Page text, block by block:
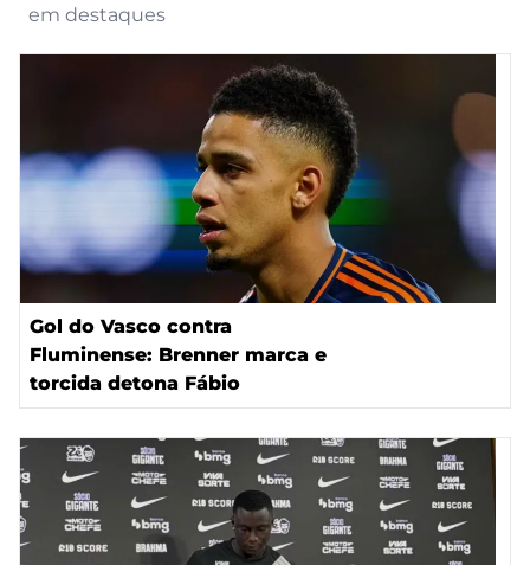
em destaques
Gol do Vasco contra
Fluminense: Brenner marca e
torcida detona Fábio